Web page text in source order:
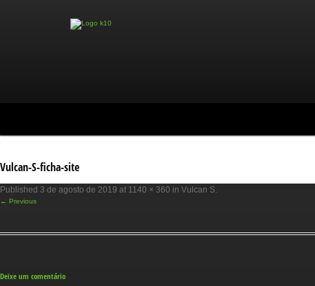
Vulcan-S-ficha-site
Published 3 de agosto de 2019 at 1140 × 360 in Vulcan S.
← Previous
Deixe um comentário